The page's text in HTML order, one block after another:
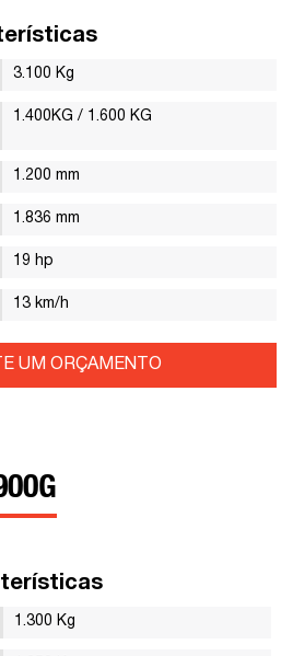
3.100 Kg
1.400KG / 1.600 KG
1.200 mm
1.836 mm
19 hp
13 km/h
UM ORÇAMENTO
1.300 Kg